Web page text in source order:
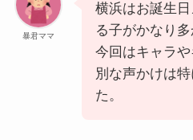
暴君ママ
横浜はお誕生
る子がかなり多
今回はキャラ
別な声かけは
た。